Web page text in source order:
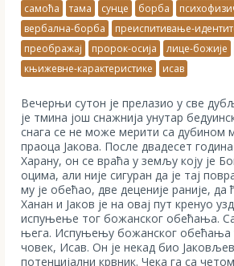
самоћа
тама сунце борба
вербална-борба
преиспитивање-
преображај
пророк-осија лице-божије
књижевне-карактеристике
исав
Вечерњи сутон jе прелазио у све
је тмина још снажнија унутар
снага се не може мерити са дубином
праоца Јакова. После двадесет
Харану, он се враћа у земљу коју је
оцима, али није сигуран да је тај
му је обећао, две деценије раније, да
Ханан и Јаков је на овај пут кренуо
испуњење тог божанског обећања.
њега. Испуњењу божанског обећања
човек, Исав. Он је некад био
потенцијални крвник. Чека га са